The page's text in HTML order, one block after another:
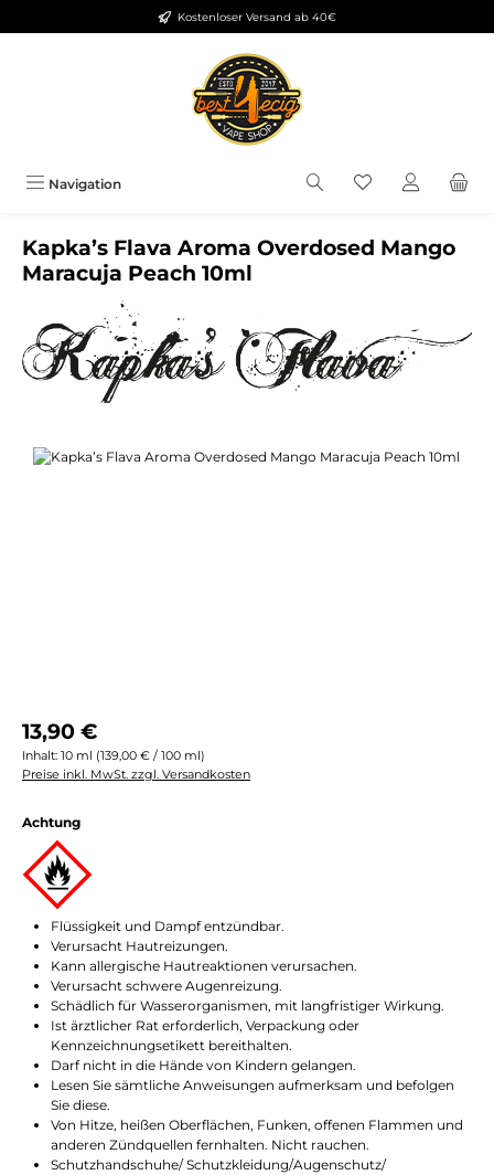
Zum Hauptinhalt springenKostenloser Versand ab 40€
Navigation Du hast 0
Kapka’s Flava Aroma Overdosed Mango
Maracuja Peach 10ml
Bildergalerie überspringen
Regulärer Preis:
13,90 €
Inhalt: 10 ml (139,00 € / 100 ml)
Preise inkl. MwSt. zzgl. Versandkosten
Achtung
Flüssigkeit und Dampf entzündbar.
Verursacht Hautreizungen.
Kann allergische Hautreaktionen verursachen.
Verursacht schwere Augenreizung.
Schädlich für Wasserorganismen, mit langfristiger Wirkung.
Ist ärztlicher Rat erforderlich, Verpackung oder
Kennzeichnungsetikett bereithalten.
Darf nicht in die Hände von Kindern gelangen.
Lesen Sie sämtliche Anwei­sungen aufmerksam und befolgen
Sie diese.
Von Hitze, heißen Oberflächen, Funken, offenen Flammen und
anderen Zündquellen fernhalten. Nicht rauchen.
Schutzhandschuhe/ Schutzkleidung/Augenschutz/